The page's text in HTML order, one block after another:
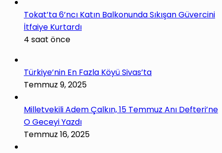
Tokat’ta 6’ncı Katın Balkonunda Sıkışan Güvercini
İtfaiye Kurtardı
4 saat önce
Türkiye’nin En Fazla Köyü Sivas’ta
Temmuz 9, 2025
Milletvekili Adem Çalkın, 15 Temmuz Anı Defteri’ne
O Geceyi Yazdı
Temmuz 16, 2025